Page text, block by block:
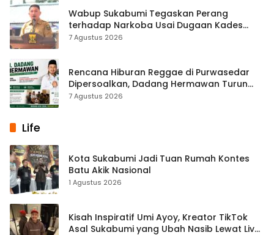
Wabup Sukabumi Tegaskan Perang
terhadap Narkoba Usai Dugaan Kades
Terlibat
7 Agustus 2026
Rencana Hiburan Reggae di Purwasedar
Dipersoalkan, Dadang Hermawan Turun
Memfasilitasi Musyawarah
7 Agustus 2026
Life
Kota Sukabumi Jadi Tuan Rumah Kontes
Batu Akik Nasional
1 Agustus 2026
Kisah Inspiratif Umi Ayoy, Kreator TikTok
Asal Sukabumi yang Ubah Nasib Lewat Live